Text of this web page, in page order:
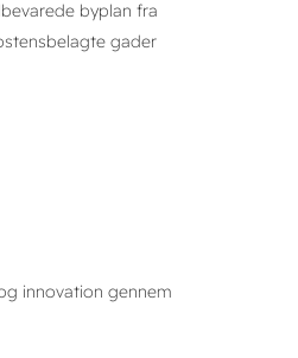
byplan fra
gader
innovation gennem